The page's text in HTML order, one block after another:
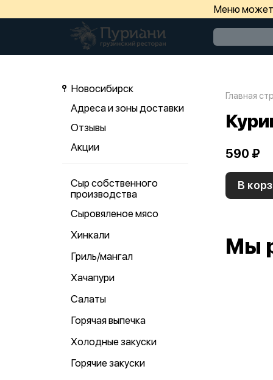
Меню может
Новосибирск
Адреса и зоны доставки
Отзывы
Акции
Сыр собственного
производства
Сыровяленое мясо
Хинкали
Гриль/мангал
Хачапури
Салаты
Горячая выпечка
Холодные закуски
Горячие закуски
Главная
590 ₽
В
Мы